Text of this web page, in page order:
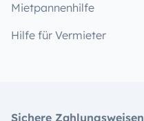
Mietpannenhilfe
Hilfe für Vermieter
Sichere Zahlungsweisen